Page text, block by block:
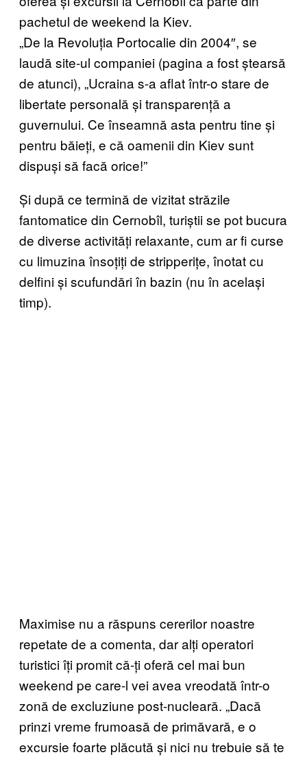
pachetul de weekend la Kiev.
„De la Revoluția Portocalie din 2004″, se
laudă site-ul companiei (pagina a fost ștearsă
de atunci), „Ucraina s-a aflat într-o stare de
libertate personală și transparență a
guvernului. Ce înseamnă asta pentru tine și
pentru băieți, e că oamenii din Kiev sunt
dispuși să facă orice!”
Și după ce termină de vizitat străzile
fantomatice din Cernobîl, turiștii se pot bucura
de diverse activități relaxante, cum ar fi curse
cu limuzina însoțiți de stripperițe, înotat cu
delfini și scufundări în bazin (nu în același
timp).
Maximise nu a răspuns cererilor noastre
repetate de a comenta, dar alți operatori
turistici îți promit că-ți oferă cel mai bun
weekend pe care-l vei avea vreodată într-o
zonă de excluziune post-nucleară. „Dacă
prinzi vreme frumoasă de primăvară, e o
excursie foarte plăcută și nici nu trebuie să te